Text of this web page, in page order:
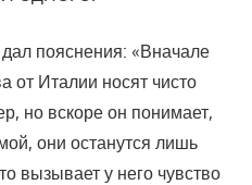
пояснения: «Вначале
от Италии носят чисто
но вскоре он понимает,
они останутся лишь
у него чувство